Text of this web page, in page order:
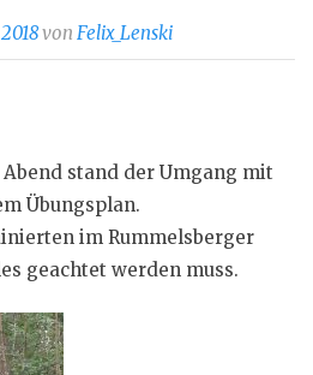
vonFelix_Lenski
stand der Umgang mit
Übungsplan.
im Rummelsberger
geachtet werden muss.